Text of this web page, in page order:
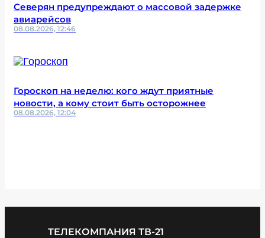
Северян предупреждают о массовой задержке
авиарейсов
08.08.2026, 12:46
Гороскоп на неделю: кого ждут приятные
новости, а кому стоит быть осторожнее
08.08.2026, 12:04
ТЕЛЕКОМПАНИЯ ТВ-21